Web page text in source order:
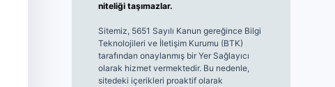
niteliği taşımazlar.
Sitemiz, 5651 Sayılı Kanun gereğince Bilgi
Teknolojileri ve İletişim Kurumu (BTK)
tarafından onaylanmış bir Yer Sağlayıcı
olarak hizmet vermektedir. Bu nedenle,
sitedeki içerikleri proaktif olarak